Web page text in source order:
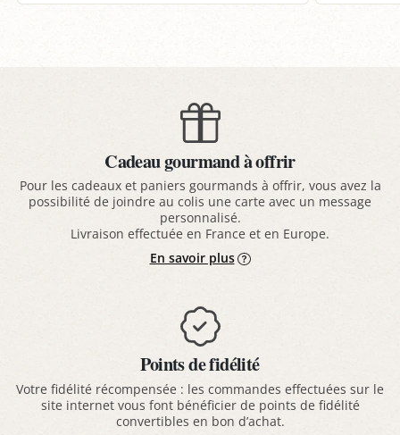
Cadeau gourmand à offrir
Pour les cadeaux et paniers gourmands à offrir, vous avez la
possibilité de joindre au colis une carte avec un message
personnalisé.
Livraison effectuée en France et en Europe.
En savoir plus
Points de fidélité
Votre fidélité récompensée : les commandes effectuées sur le
site internet vous font bénéficier de points de fidélité
convertibles en bon d’achat.